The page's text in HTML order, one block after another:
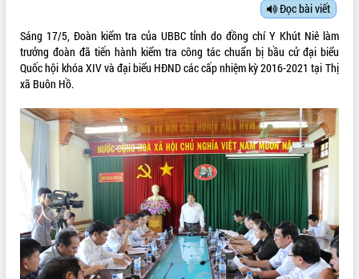
SỞ, BAN, NGÀNH
UBND CÁC XÃ, PHƯỜNG
THÔNG TIN CHỈ ĐẠO ĐIỀU HÀNH
HỆ THỐNG VĂN BẢN
VĂN BẢN HĐND TỈNH
ĐIỂM TIN VĂN BẢN
QUY HOẠCH - KẾ HOẠCH
Đọc bài viết
Sáng 17/5, Đoàn kiểm tra của UBBC tỉnh do đồng chí Y Khút Niê làm
trưởng đoàn đã tiến hành kiểm tra công tác chuẩn bị bầu cử đại biểu
Quốc hội khóa XIV và đại biểu HĐND các cấp nhiệm kỳ 2016-2021 tại Thị
xã Buôn Hồ.